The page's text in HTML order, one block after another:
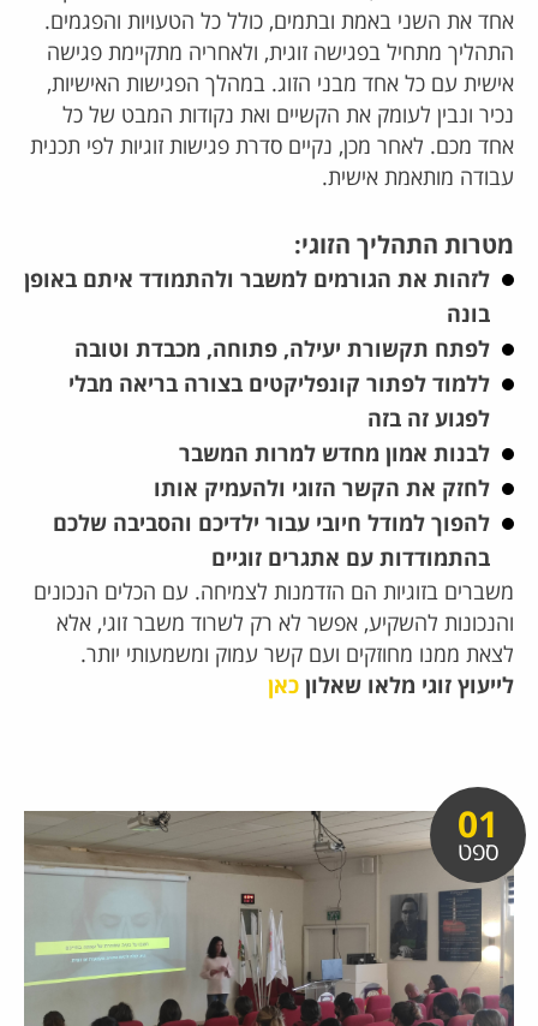
אחד את השני באמת ובתמים, כולל כל הטעויות והפגמים.
התהליך מתחיל בפגישה זוגית, ולאחריה מתקיימת פגישה
אישית עם כל אחד מבני הזוג. במהלך הפגישות האישיות,
נכיר ונבין לעומק את הקשיים ואת נקודות המבט של כל
אחד מכם. לאחר מכן, נקיים סדרת פגישות זוגיות לפי תכנית
עבודה מותאמת אישית.
מטרות התהליך הזוגי:
לזהות את הגורמים למשבר ולהתמודד איתם באופן
בונה
לפתח תקשורת יעילה, פתוחה, מכבדת וטובה
ללמוד לפתור קונפליקטים בצורה בריאה מבלי
לפגוע זה בזה
לבנות אמון מחדש למרות המשבר
לחזק את הקשר הזוגי ולהעמיק אותו
להפוך למודל חיובי עבור ילדיכם והסביבה שלכם
בהתמודדות עם אתגרים זוגיים
משברים בזוגיות הם הזדמנות לצמיחה. עם הכלים הנכונים
והנכונות להשקיע, אפשר לא רק לשרוד משבר זוגי, אלא
לצאת ממנו מחוזקים ועם קשר עמוק ומשמעותי יותר.
לייעוץ זוגי מלאו שאלון כאן
01
ספט